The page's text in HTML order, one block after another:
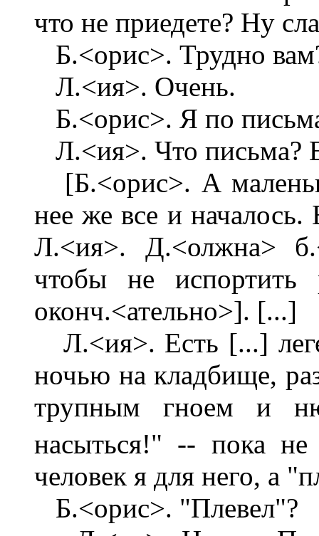
что не приедете? Ну
Б.<орис>. Трудно
Л.<ия>. Очень.
Б.<орис>. Я по
Л.<ия>. Что письма?
[Б.<орис>. А
нее же все и
Л.<ия>. Д.<олжна>
чтобы не испортить
оконч.<ательно>]. [...]
Л.<ия>. Есть [...]
ночью на кладбище,
трупным гноем и
насыться!" -- пока
человек я для него, а
Б.<орис>. "Плевел"?